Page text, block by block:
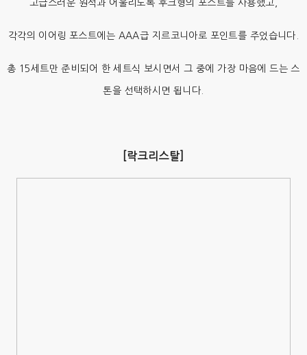
고급스러운 원석과 어울리도록 후크형의 포스트를 사용했고,
각각의 이어링 포스트에는 AAA급 지르코니아로 포인트를 주었습니다.
총 15세트만 준비되어 한 세트식 보시면서 그 중에 가장 마음에 드는 스
톤을 선택하시면 됩니다.
[락크리스탈]